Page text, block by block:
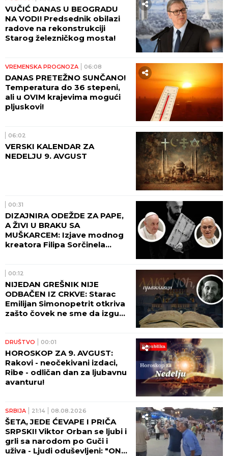
VUČIĆ DANAS U BEOGRADU
NA VODI! Predsednik obilazi
radove na rekonstrukciji
Starog železničkog mosta!
VREMENSKA PROGNOZA 06:08
DANAS PRETEŽNO SUNČANO!
Temperatura do 36 stepeni,
ali u OVIM krajevima mogući
pljuskovi!
06:02
VERSKI KALENDAR ZA
NEDELJU 9. AVGUST
00:31
DIZAJNIRA ODEŽDE ZA PAPE,
A ŽIVI U BRAKU SA
MUŠKARCEM: Izjave modnog
kreatora Filipa Sorčinela
00:12
NIJEDAN GREŠNIK NIJE
ODBAČEN IZ CRKVE: Starac
Emilijan Simonopetrit otkriva
zašto čovek ne sme da izgubi
DRUŠTVO 00:01
HOROSKOP ZA 9. AVGUST:
Rakovi - neočekivani izdaci,
Ribe - odličan dan za ljubavnu
avanturu!
SRBIJA 21:14 08.08.2026
ŠETA, JEDE ĆEVAPE I PRIČA
SRPSKI! Viktor Orban se ljubi i
grli sa narodom po Guči i
uživa - Ljudi oduševljeni: "ON